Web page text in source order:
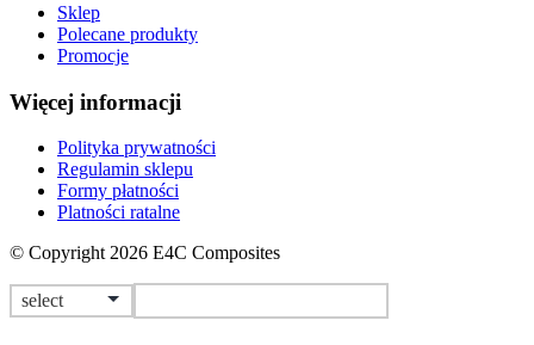
Sklep
Polecane produkty
Promocje
Więcej informacji
Polityka prywatności
Regulamin sklepu
Formy płatności
Platności ratalne
© Copyright 2026 E4C Composites